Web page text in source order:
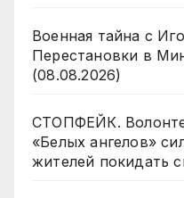
Военная тайна с
Перестановки в
(08.08.2026)
СТОПФЕЙК.
«Белых ангелов»
жителей покидать